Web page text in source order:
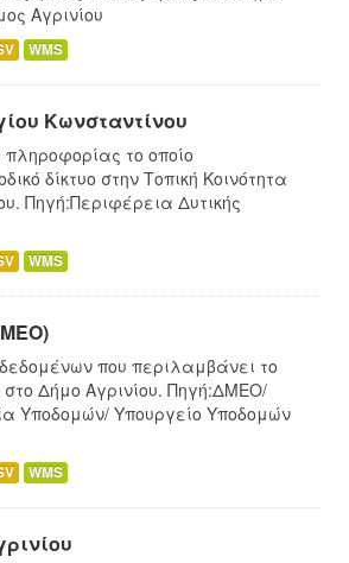
Αγρινίου
WMS
Κωνσταντίνου
το οποίο
δίκτυο στην Τοπική Κοινότητα
Πηγή:Περιφέρεια Δυτικής
WMS
που περιλαμβάνει το
στο Δήμο Αγρινίου. Πηγή:ΔΜΕΟ/
Υποδομών/ Υπουργείο Υποδομών
WMS